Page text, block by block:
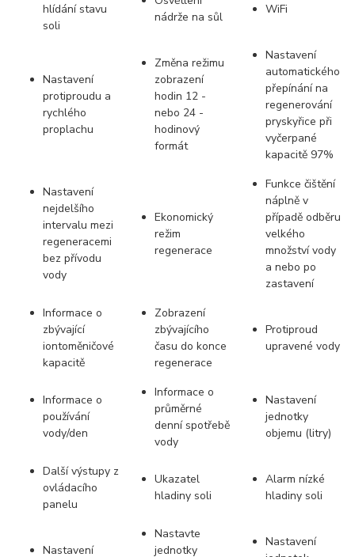
hlídání stavu
soli
nádrže na sůl
WiFi
Nastavení
protiproudu a
rychlého
proplachu
Změna režimu
zobrazení
hodin 12 -
nebo 24 -
hodinový
formát
Nastavení
automatického
přepínání na
regenerování
pryskyřice při
vyčerpané
kapacitě 97%
Nastavení
nejdelšího
intervalu mezi
regeneracemi
bez přívodu
vody
Ekonomický
režim
regenerace
Funkce čištění
náplně v
případě odběru
velkého
množství vody
a nebo po
zastavení
Informace o
zbývající
iontoměničové
kapacitě
Zobrazení
zbývajícího
času do konce
regenerace
Protiproud
upravené vody
Informace o
používání
vody/den
Informace o
průměrné
denní spotřebě
vody
Nastavení
jednotky
objemu (litry)
Další výstupy z
ovládacího
panelu
Ukazatel
hladiny soli
Alarm nízké
hladiny soli
Nastavení
Nastavte
jednotky
Nastavení